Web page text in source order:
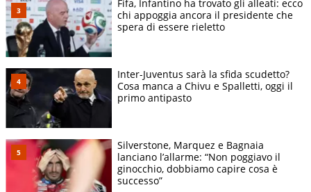
Fifa, Infantino ha trovato gli alleati: ecco
chi appoggia ancora il presidente che
spera di essere rieletto
Inter-Juventus sarà la sfida scudetto?
Cosa manca a Chivu e Spalletti, oggi il
primo antipasto
Silverstone, Marquez e Bagnaia
lanciano l’allarme: “Non poggiavo il
ginocchio, dobbiamo capire cosa è
successo”